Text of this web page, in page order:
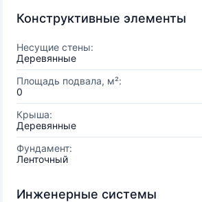
Конструктивные элементы
Несущие стены:
Деревянные
Площадь подвала, м²:
0
Крыша:
Деревянные
Фундамент:
Ленточный
Инженерные системы